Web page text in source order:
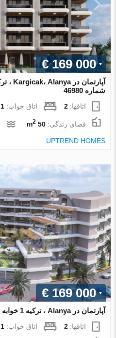
€ 169 000
شماره 46980
اتاقها:2 اتاق خواب:1
فضای زندگی:50 m
2
UPTREND HOMES
€ 169 000
آپارتمان در Alanya ، ترکیه 1 خوابه ، 50 متر مربع. شماره 87325
اتاقها:2 اتاق خواب:1